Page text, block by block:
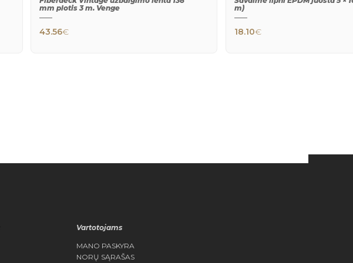
mm plotis 3 m. Venge
43.56€
m)
18.10€
Vartotojams
MANO PASKYRA
NORŲ SĄRAŠAS